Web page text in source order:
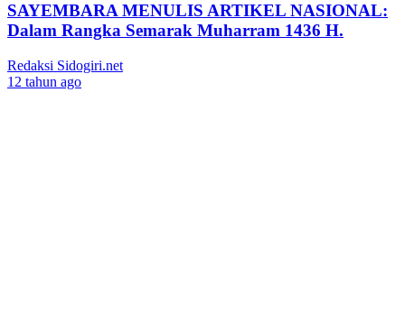
SAYEMBARA MENULIS ARTIKEL NASIONAL:
Dalam Rangka Semarak Muharram 1436 H.
Redaksi Sidogiri.net
12 tahun ago